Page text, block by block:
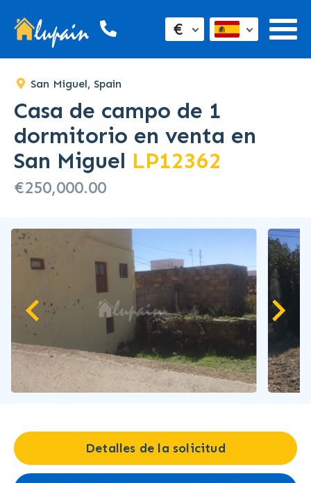
€
San Miguel, Spain
Casa de campo de 1
dormitorio en venta en
San Miguel LP12362
€250,000.00
Detalles de la solicitud